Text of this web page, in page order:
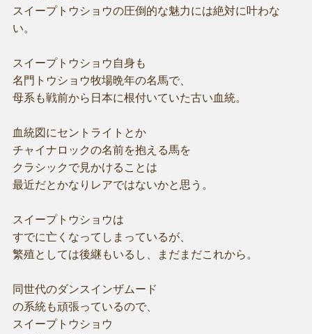
スイープトウショウの圧倒的な魅力には絶対に叶わな
い。
スイープトウショウ自身も
名門トウショウ牧場晩年の名馬で、
母系も戦前から日本に根付いていた古い血統。
血統図にセントライトとか
チャイナロックの名前を抱える馬を
クラシックで見かけることは
最近だとかなりレアではないかと思う。
スイープトウショウは
すでに亡くなってしまっているが、
繁殖としては後継もいるし、まだまだこれから。
同世代のダンスインザムード
の系統も頑張っているので、
スイープトウショウ